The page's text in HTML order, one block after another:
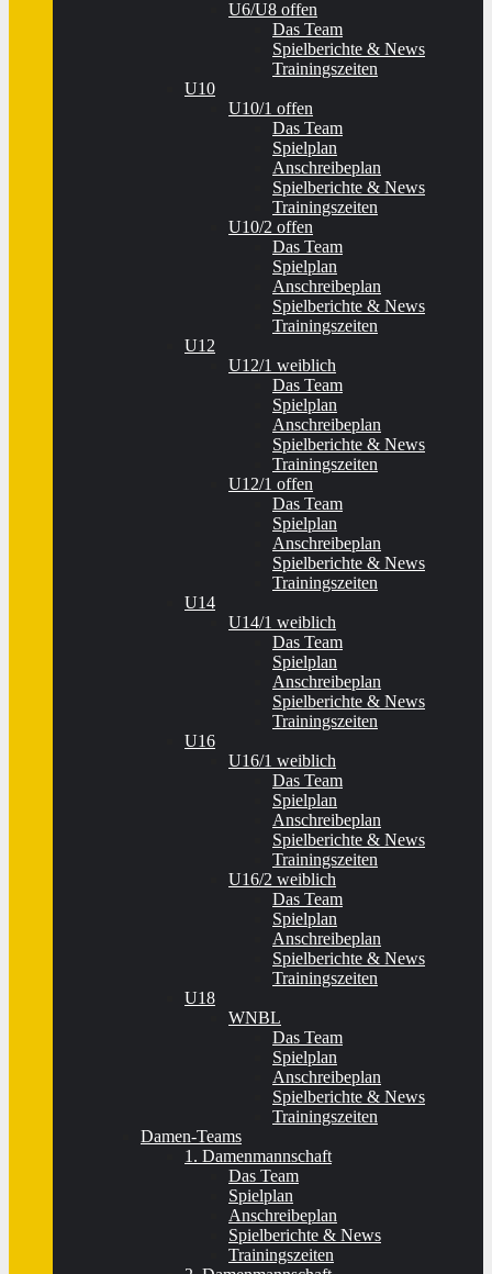
U6/U8 offen
Das Team
Spielberichte & News
Trainingszeiten
U10
U10/1 offen
Das Team
Spielplan
Anschreibeplan
Spielberichte & News
Trainingszeiten
U10/2 offen
Das Team
Spielplan
Anschreibeplan
Spielberichte & News
Trainingszeiten
U12
U12/1 weiblich
Das Team
Spielplan
Anschreibeplan
Spielberichte & News
Trainingszeiten
U12/1 offen
Das Team
Spielplan
Anschreibeplan
Spielberichte & News
Trainingszeiten
U14
U14/1 weiblich
Das Team
Spielplan
Anschreibeplan
Spielberichte & News
Trainingszeiten
U16
U16/1 weiblich
Das Team
Spielplan
Anschreibeplan
Spielberichte & News
Trainingszeiten
U16/2 weiblich
Das Team
Spielplan
Anschreibeplan
Spielberichte & News
Trainingszeiten
U18
WNBL
Das Team
Spielplan
Anschreibeplan
Spielberichte & News
Trainingszeiten
Damen-Teams
1. Damenmannschaft
Das Team
Spielplan
Anschreibeplan
Spielberichte & News
Trainingszeiten